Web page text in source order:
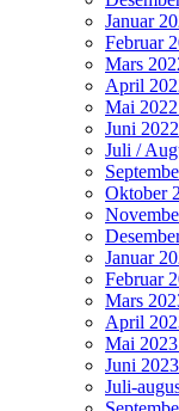
Januar
Februar
Mars
April
Mai
Juni
Juli /
Oktober
Januar
Februar
Mars
April
Mai
Juni
Juli-